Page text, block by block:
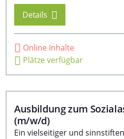
Datenschutzerklärung
Impressum
Details
Online Inhalte
Plätze verfügbar
Ausbildung zum
(m/w/d)
Ein vielseitiger und